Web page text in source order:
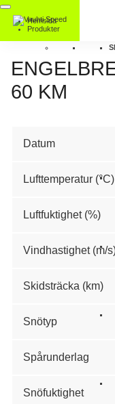
Hemsida
Produkter
60 KM
Datum
Lufttemperatur (°C)
Luftfuktighet (%)
Vindhastighet (m/
Skidsträcka (km)
Snötyp
Spårunderlag
Snöfuktighet